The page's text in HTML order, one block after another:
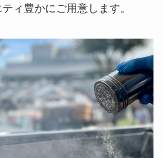
ィ豊かにご用意します。